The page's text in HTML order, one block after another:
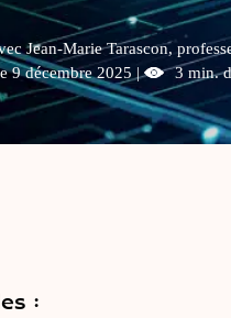
Jean-Marie Tarascon,
9 décembre 2025 |
3 min.
: